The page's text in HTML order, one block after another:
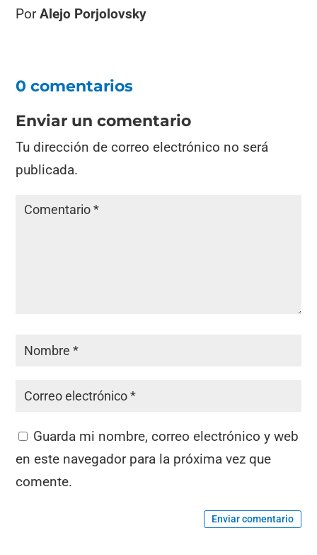
PorAlejo Porjolovsky
0 comentarios
Enviar un comentario
Tu dirección de correo electrónico no será
publicada.
Guarda mi nombre, correo electrónico y web
en este navegador para la próxima vez que
comente.
Enviar comentario